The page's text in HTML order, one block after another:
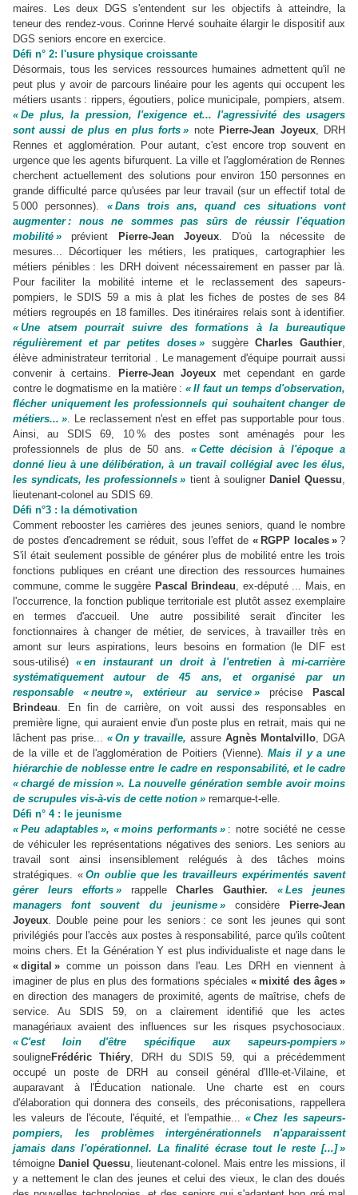
maires. Les deux DGS s'entendent sur les objectifs à atteindre, la
teneur des rendez-vous. Corinne Hervé souhaite élargir le dispositif aux
DGS seniors encore en exercice.
Défi n° 2: l'usure physique croissante
Désormais, tous les services ressources humaines admettent qu'il ne
peut plus y avoir de parcours linéaire pour les agents qui occupent les
métiers usants : rippers, égoutiers, police municipale, pompiers, atsem.
« De plus, la pression, l'exigence et... l'agressivité des usagers
sont aussi de plus en plus forts » note Pierre-Jean Joyeux, DRH
Rennes et agglomération. Pour autant, c'est encore trop souvent en
urgence que les agents bifurquent. La ville et l'agglomération de Rennes
cherchent actuellement des solutions pour environ 150 personnes en
grande difficulté parce qu'usées par leur travail (sur un effectif total de
5 000 personnes). « Dans trois ans, quand ces situations vont
augmenter : nous ne sommes pas sûrs de réussir l'équation
mobilité » prévient Pierre-Jean Joyeux. D'où la nécessite de
mesures... Décortiquer les métiers, les pratiques, cartographier les
métiers pénibles : les DRH doivent nécessairement en passer par là.
Pour faciliter la mobilité interne et le reclassement des sapeurs-
pompiers, le SDIS 59 a mis à plat les fiches de postes de ses 84
métiers regroupés en 18 familles. Des itinéraires relais sont à identifier.
« Une atsem pourrait suivre des formations à la bureautique
régulièrement et par petites doses »suggèreCharles Gauthier,
élève administrateur territorial . Le management d'équipe pourrait aussi
convenir à certains.
Pierre-Jean Joyeux met cependant en garde
contre le dogmatisme en la matière :« Il faut un temps d'observation,
flécher uniquement les professionnels qui souhaitent changer de
métiers... ». Le reclassement n'est en effet pas supportable pour tous.
Ainsi, au SDIS 69, 10 % des postes sont aménagés pour les
professionnels de plus de 50 ans. « Cette décision à l'époque a
donné lieu à une délibération, à un travail collégial avec les élus,
les syndicats, les professionnels » tient à souligner Daniel Quessu,
lieutenant-colonel au SDIS 69.
Défi n°3 : la démotivation
Comment rebooster les carrières des jeunes seniors, quand le nombre
de postes d'encadrement se réduit, sous l'effet de « RGPP locales » ?
S'il était seulement possible de générer plus de mobilité entre les trois
fonctions publiques en créant une direction des ressources humaines
commune, comme le suggère Pascal Brindeau, ex-député ... Mais, en
l'occurrence, la fonction publique territoriale est plutôt assez exemplaire
en termes d'accueil. Une autre possibilité serait d'inciter les
fonctionnaires à changer de métier, de services, à travailler très en
amont sur leurs aspirations, leurs besoins en formation (le DIF est
sous-utilisé) « en instaurant un droit à l'entretien à mi-carrière
systématiquement autour de 45 ans, et organisé par un
responsable « neutre », extérieur au service » précise
Pascal
Brindeau. En fin de carrière, on voit aussi des responsables en
première ligne, qui auraient envie d'un poste plus en retrait, mais qui ne
lâchent pas prise...« On y travaille, assure Agnès Montalvillo, DGA
de la ville et de l'agglomération de Poitiers (Vienne).Mais il y a une
hiérarchie de noblesse entre le cadre en responsabilité, et le cadre
« chargé de mission ». La nouvelle génération semble avoir moins
de scrupules vis-à-vis de cette notion » remarque-t-elle.
Défi n° 4 : le jeunisme
« Peu adaptables », « moins performants » : notre société ne cesse
de véhiculer les représentations négatives des seniors. Les seniors au
travail sont ainsi insensiblement relégués à des tâches moins
stratégiques. «On oublie que les travailleurs expérimentés savent
gérer leurs efforts »rappelleCharles Gauthier.« Les jeunes
managers font souvent du jeunisme »considère
Pierre-Jean
Joyeux. Double peine pour les seniors : ce sont les jeunes qui sont
privilégiés pour l'accès aux postes à responsabilité, parce qu'ils coûtent
moins chers. Et la Génération Y est plus individualiste et nage dans le
« digital » comme un poisson dans l'eau. Les DRH en viennent à
imaginer de plus en plus des formations spéciales « mixité des âges »
en direction des managers de proximité, agents de maîtrise, chefs de
service. Au SDIS 59, on a clairement identifié que les actes
managériaux avaient des influences sur les risques psychosociaux.
« C'est loin d'être spécifique aux sapeurs-pompiers »
souligneFrédéric Thiéry, DRH du SDIS 59, qui a précédemment
occupé un poste de DRH au conseil général d'Ille-et-Vilaine, et
auparavant à l'Éducation nationale. Une charte est en cours
d'élaboration qui donnera des conseils, des préconisations, rappellera
les valeurs de l'écoute, l'équité, et l'empathie...« Chez les sapeurs-
pompiers, les problèmes intergénérationnels n'apparaissent
jamais dans l'opérationnel. La finalité écrase tout le reste [...] »
témoigne Daniel Quessu, lieutenant-colonel. Mais entre les missions, il
y a nettement le clan des jeunes et celui des vieux, le clan des doués